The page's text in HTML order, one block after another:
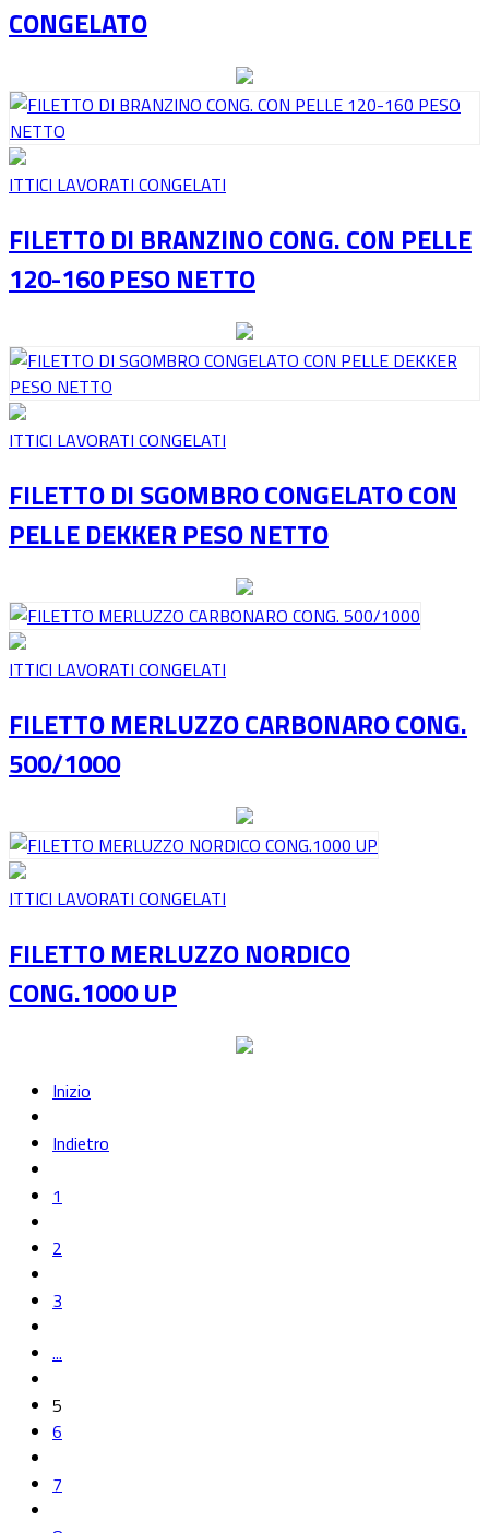
CONGELATO
ITTICI LAVORATI CONGELATI
FILETTO DI BRANZINO CONG. CON PELLE
120-160 PESO NETTO
ITTICI LAVORATI CONGELATI
FILETTO DI SGOMBRO CONGELATO CON
PELLE DEKKER PESO NETTO
ITTICI LAVORATI CONGELATI
FILETTO MERLUZZO CARBONARO CONG.
500/1000
ITTICI LAVORATI CONGELATI
FILETTO MERLUZZO NORDICO
CONG.1000 UP
Inizio
Indietro
1
2
3
...
5
6
7